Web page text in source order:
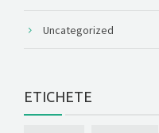
Uncategorized
ETICHETE